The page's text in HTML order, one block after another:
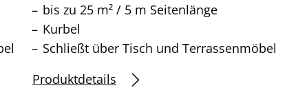
bis zu 25 m² / 5 m Seitenlänge
Kurbel
Schließt über Tisch und Terrassenmöbel
Produktdetails